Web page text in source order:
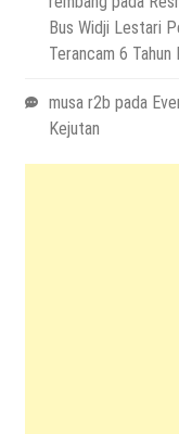
Bus Widji Lestari
Terancam 6 Tahun
musa r2b pada
Kejutan